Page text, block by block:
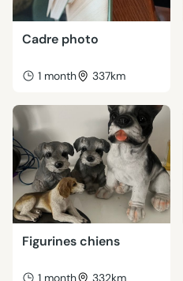
Cadre photo
1 month 337km
Figurines chiens
1 month 332km